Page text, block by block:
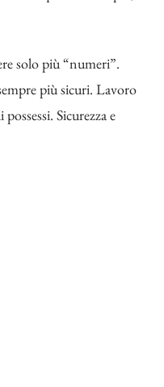
solo più “numeri”.
più sicuri. Lavoro
Sicurezza e